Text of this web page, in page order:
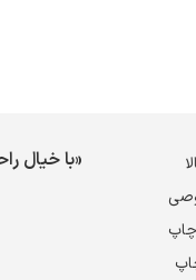
«با خیال